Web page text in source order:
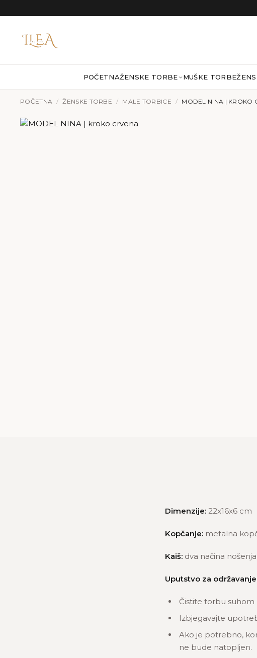
POČETNAŽENSKE TORBE MUŠKE TORBE
POČETNA / ŽENSKE TORBE / MALE TORBICE / MODEL NINA | KROKO
Dimenzije: 22x16x6 cm
Kopčanje: metalna
Kaiš: dva načina
Uputstvo za
Čistite torbu suhom
Izbjegavajte
Ako je potrebno,
ne bude natopljen.